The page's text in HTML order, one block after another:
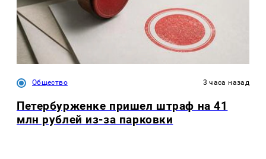
Общество 3 часа назад
Петербурженке пришел штраф на 41
млн рублей из-за парковки